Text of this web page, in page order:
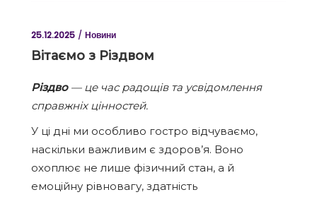
25.12.2025 Новини
Вітаємо з Різдвом
Різдво — це час радощів та усвідомлення
справжніх цінностей.
У ці дні ми особливо гостро відчуваємо,
наскільки важливим є здоров’я. Воно
охоплює не лише фізичний стан, а й
емоційну рівновагу, здатність